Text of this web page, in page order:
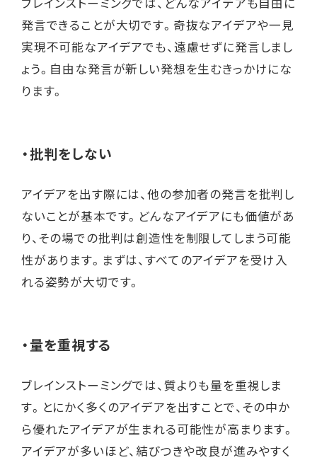
発言できることが大切です。奇抜なアイデアや一見
実現不可能なアイデアでも、遠慮せずに発言しまし
ょう。自由な発言が新しい発想を生むきっかけにな
ります。
・批判をしない
アイデアを出す際には、他の参加者の発言を批判し
ないことが基本です。どんなアイデアにも価値があ
り、その場での批判は創造性を制限してしまう可能
性があります。まずは、すべてのアイデアを受け入
れる姿勢が大切です。
・量を重視する
ブレインストーミングでは、質よりも量を重視しま
す。とにかく多くのアイデアを出すことで、その中か
ら優れたアイデアが生まれる可能性が高まります。
アイデアが多いほど、結びつきや改良が進みやすく